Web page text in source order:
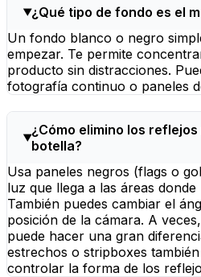
¿Qué tipo de fondo es el
Un fondo blanco o negro
empezar. Te permite
producto sin distracciones.
fotografía continuo o paneles
¿Cómo elimino los
botella?
Usa paneles negros (flags o
luz que llega a las áreas
También puedes cambiar el
posición de la cámara. A
puede hacer una gran
estrechos o stripboxes
controlar la forma de los